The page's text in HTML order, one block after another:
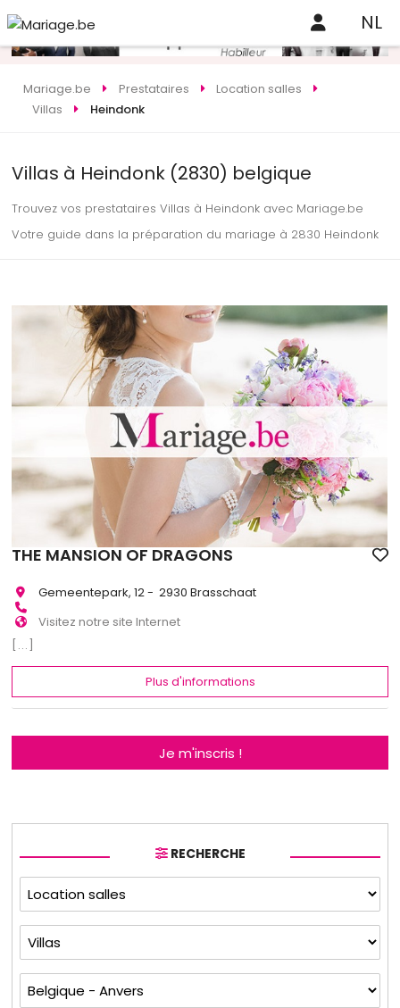
NL
Mariage.be Prestataires
Location salles
Villas
Heindonk
Villas à Heindonk (2830) belgique
Trouvez vos prestataires Villas à Heindonk avec Mariage.be
Votre guide dans la préparation du mariage à 2830 Heindonk
THE MANSION OF DRAGONS
Gemeentepark, 12 - 2930 Brasschaat
Visitez notre site Internet
[...]
Plus d'informations
Je m'inscris !
RECHERCHE